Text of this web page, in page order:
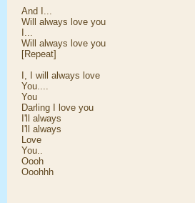
And I...
Will always love you
I...
Will always love you
[Repeat]
I, I will always love
You....
You
Darling I love you
I'll always
I'll always
Love
You..
Oooh
Ooohhh